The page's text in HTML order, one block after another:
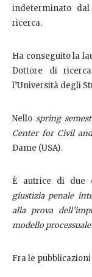
indeterminato
ricerca.
Ha conseguito la
Dottore di
l’Università degli
Nello spring
Center for Civil
Dame (USA).
È autrice di due
giustizia penale
alla prova
modello
Fra le